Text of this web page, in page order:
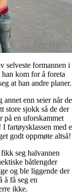
selveste formannen i
kom for å foreta
at han andre
enn seier når de
store sjokk så de der
på en uforskammet
fartøysklassen med
godt oppmøte altså!
seg halvannen
båtlengder
og ble liggende der
å få seg en
ikke.